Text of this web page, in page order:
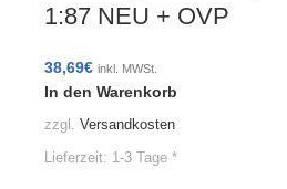
1:87 NEU + OVP
38,69€ inkl. MWSt.
In den Warenkorb
zzgl. Versandkosten
Lieferzeit: 1-3 Tage *